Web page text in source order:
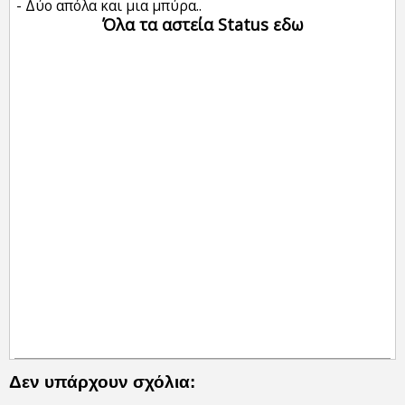
- Δύο απόλα και μια μπύρα..
Όλα τα αστεία Status εδω
Δεν υπάρχουν σχόλια: